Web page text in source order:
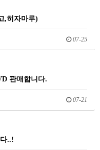
,히자마루)
07-25
판매합니다.
07-21
..!